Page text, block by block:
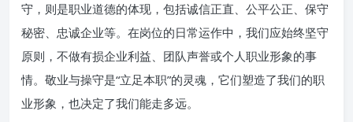
守，则是职业道德的体现，包括诚信正直、公平公正、保守
秘密、忠诚企业等。在岗位的日常运作中，我们应始终坚守
原则，不做有损企业利益、团队声誉或个人职业形象的事
情。敬业与操守是“立足本职”的灵魂，它们塑造了我们的职
业形象，也决定了我们能走多远。